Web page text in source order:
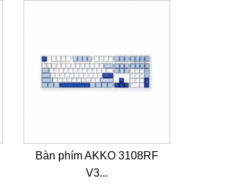
Bàn phím AKKO 3108RF
V3...